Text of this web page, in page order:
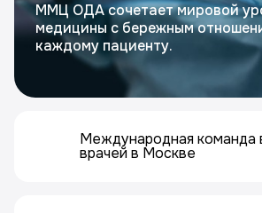
ММЦ ОДА сочетает мировой
медицины с бережным
каждому пациенту.
Международная команда
врачей в Москве